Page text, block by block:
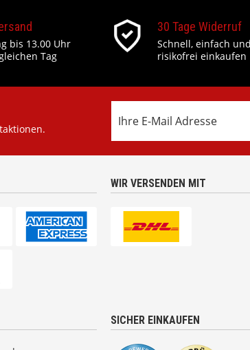
bis 13.00 Uhr
Tag
30 Tage Widerruf
Schnell, einfach und
risikofrei einkaufen
WIR VERSENDEN MIT
SICHER EINKAUFEN